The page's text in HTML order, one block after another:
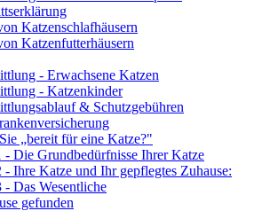
Katzenschlafhäusern
Katzenfutterhäusern
- Erwachsene Katzen
- Katzenkinder
& Schutzgebühren
„bereit für eine Katze?"
- Die Grundbedürfnisse Ihrer Katze
- Ihre Katze und Ihr gepflegtes Zuhause:
- Das Wesentliche
gefunden